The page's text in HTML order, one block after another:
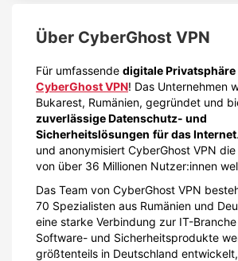
Über CyberGhost VPN
Für umfassende digitale Privatsphäre
CyberGhost VPN! Das Unternehmen
Bukarest, Rumänien, gegründet und
zuverlässige Datenschutz- und
Sicherheitslösungen für das Internet
und anonymisiert CyberGhost VPN
von über 36 Millionen Nutzer:innen
Das Team von CyberGhost VPN
70 Spezialisten aus Rumänien und
eine starke Verbindung zur IT-
Software- und Sicherheitsprodukte
größtenteils in Deutschland